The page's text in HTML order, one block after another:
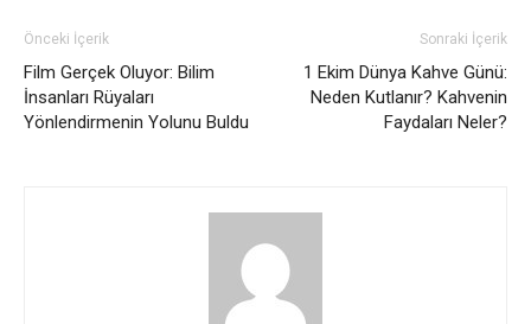
Önceki İçerik
Film Gerçek Oluyor: Bilim
İnsanları Rüyaları
Yönlendirmenin Yolunu Buldu
Sonraki İçerik
1 Ekim Dünya Kahve Günü:
Neden Kutlanır? Kahvenin
Faydaları Neler?